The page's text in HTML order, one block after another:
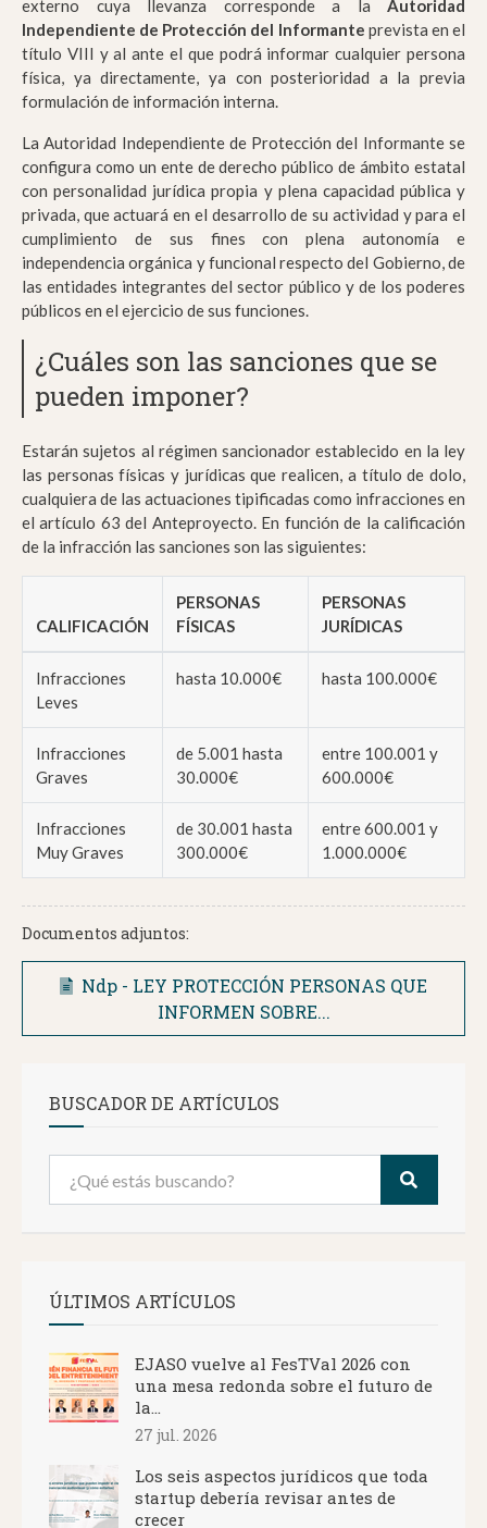
externo cuya llevanza corresponde a la Autoridad
Independiente de Protección del Informante prevista en el
título VIII y al ante el que podrá informar cualquier persona
física, ya directamente, ya con posterioridad a la previa
formulación de información interna.
La Autoridad Independiente de Protección del Informante se
configura como un ente de derecho público de ámbito estatal
con personalidad jurídica propia y plena capacidad pública y
privada, que actuará en el desarrollo de su actividad y para el
cumplimiento de sus fines con plena autonomía e
independencia orgánica y funcional respecto del Gobierno, de
las entidades integrantes del sector público y de los poderes
públicos en el ejercicio de sus funciones.
¿Cuáles son las sanciones que se
pueden imponer?
Estarán sujetos al régimen sancionador establecido en la ley
las personas físicas y jurídicas que realicen, a título de dolo,
cualquiera de las actuaciones tipificadas como infracciones en
el artículo 63 del Anteproyecto. En función de la calificación
de la infracción las sanciones son las siguientes:
CALIFICACIÓN
PERSONAS
FÍSICAS
PERSONAS
JURÍDICAS
Infracciones
Leves
hasta 10.000€ hasta 100.000€
Infracciones
Graves
de 5.001 hasta
30.000€
entre 100.001 y
600.000€
Infracciones
Muy Graves
de 30.001 hasta
300.000€
entre 600.001 y
1.000.000€
Documentos adjuntos:
Ndp - LEY PROTECCIÓN PERSONAS QUE
INFORMEN SOBRE...
BUSCADOR DE ARTÍCULOS
ÚLTIMOS ARTÍCULOS
EJASO vuelve al FesTVal 2026 con
una mesa redonda sobre el futuro de
la...
27 jul. 2026
Los seis aspectos jurídicos que toda
startup debería revisar antes de
crecer